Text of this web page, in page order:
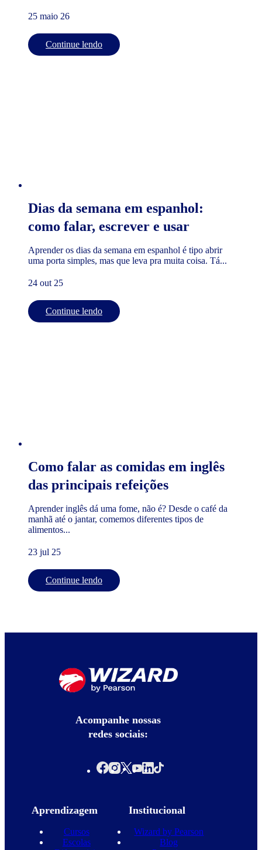
25 maio 26
Continue lendo
Dias da semana em espanhol:
como falar, escrever e usar
Aprender os dias da semana em espanhol é tipo abrir
uma porta simples, mas que leva pra muita coisa. Tá...
24 out 25
Continue lendo
Como falar as comidas em inglês
das principais refeições
Aprender inglês dá uma fome, não é? Desde o café da
manhã até o jantar, comemos diferentes tipos de
alimentos...
23 jul 25
Continue lendo
Acompanhe nossas
redes sociais:
Aprendizagem
Cursos
Escolas
Institucional
Wizard by Pearson
Blog